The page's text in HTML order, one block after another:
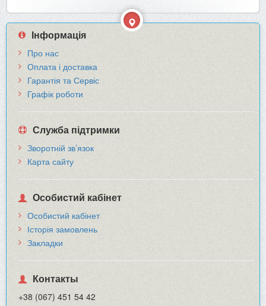
Інформація
Про нас
Оплата і доставка
Гарантія та Сервіс
Графік роботи
Служба підтримки
Зворотній зв’язок
Карта сайту
Особистий кабінет
Особистий кабінет
Історія замовлень
Закладки
Контакты
+38 (067) 451 54 42